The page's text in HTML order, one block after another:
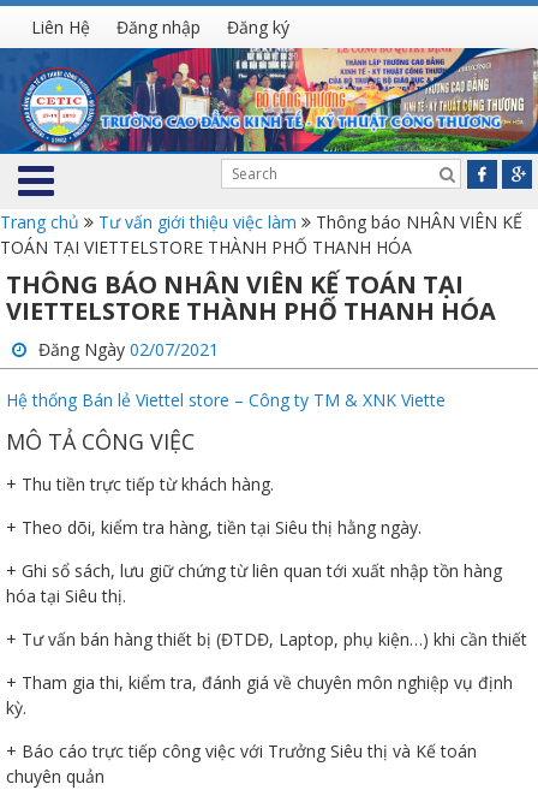
Liên Hệ Đăng nhập Đăng ký
Trang chủ Tư vấn giới thiệu việc làm
Thông báo NHÂN VIÊN KẾ
TOÁN TẠI VIETTELSTORE THÀNH PHỐ THANH HÓA
THÔNG BÁO NHÂN VIÊN KẾ TOÁN TẠI
VIETTELSTORE THÀNH PHỐ THANH HÓA
Đăng Ngày 02/07/2021
Hệ thống Bán lẻ Viettel store – Công ty TM & XNK Viette
MÔ TẢ CÔNG VIỆC
+ Thu tiền trực tiếp từ khách hàng.
+ Theo dõi, kiểm tra hàng, tiền tại Siêu thị hằng ngày.
+ Ghi sổ sách, lưu giữ chứng từ liên quan tới xuất nhập tồn hàng
hóa tại Siêu thị.
+ Tư vấn bán hàng thiết bị (ĐTDĐ, Laptop, phụ kiện…) khi cần thiết
+ Tham gia thi, kiểm tra, đánh giá về chuyên môn nghiệp vụ định
kỳ.
+ Báo cáo trực tiếp công việc với Trưởng Siêu thị và Kế toán
chuyên quản